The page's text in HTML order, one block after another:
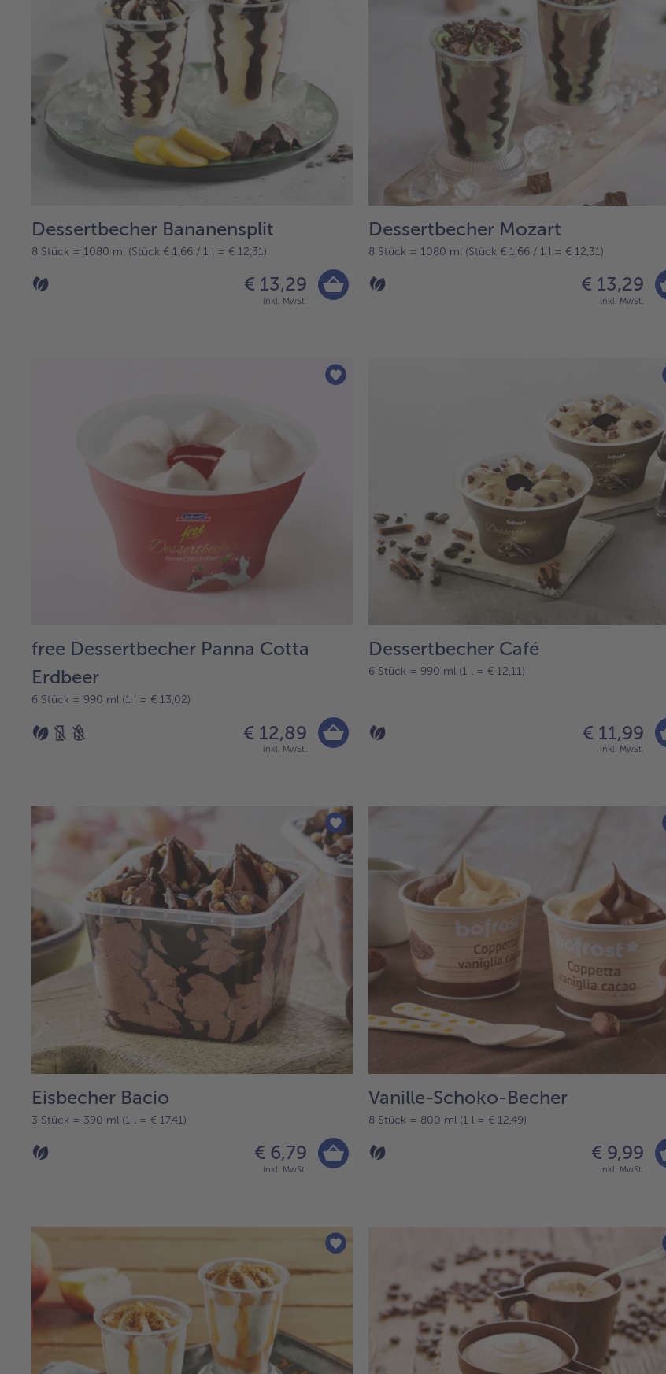
Dessertbecher Bananensplit
8 Stück = 1080 ml (Stück € 1,66 / 1 l = € 12,31)
€ 13,29
inkl. MwSt.
Dessertbecher Mozart
8 Stück = 1080 ml (Stück € 1,66 / 1 l = € 12,31)
€ 13,29
inkl. MwSt.
free Dessertbecher Panna Cotta
Erdbeer
6 Stück = 990 ml (1 l = € 13,02)
€ 12,89
inkl. MwSt.
Dessertbecher Café
6 Stück = 990 ml (1 l = € 12,11)
€ 11,99
inkl. MwSt.
Eisbecher Bacio
3 Stück = 390 ml (1 l = € 17,41)
€ 6,79
inkl. MwSt.
Vanille-Schoko-Becher
8 Stück = 800 ml (1 l = € 12,49)
€ 9,99
inkl. MwSt.